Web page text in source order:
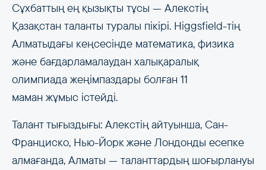
Сұхбаттың ең қызықты тұсы — Алекстің
Қазақстан таланты туралы пікірі. Higgsfield-тің
Алматыдағы кеңсесінде математика, физика
және бағдарламалаудан халықаралық
олимпиада жеңімпаздары болған 11
маман жұмыс істейді.
Талант тығыздығы: Алекстің айтуынша, Сан-
Франциско, Нью-Йорк және Лондонды есепке
алмағанда, Алматы — таланттардың шоғырлануы